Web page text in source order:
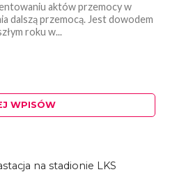
aktów przemocy w
dalszą przemocą. Jest dowodem
roku w...
WPISÓW
na stadionie LKS